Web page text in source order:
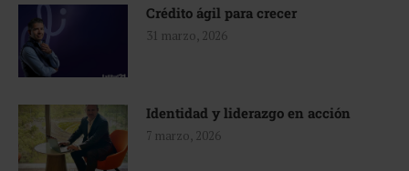
Crédito ágil para crecer
31 marzo, 2026
Identidad y liderazgo en acción
7 marzo, 2026